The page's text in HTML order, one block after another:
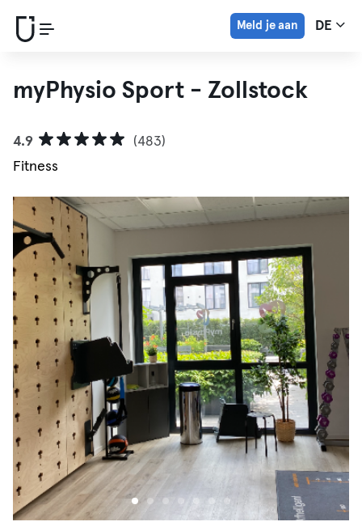
Meld je aan DE
myPhysio Sport - Zollstock
4.9
(483)
Fitness